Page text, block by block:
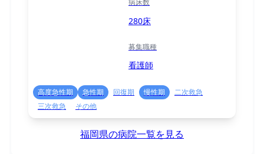
280床
募集職種
看護師
高度急性期 急性期 回復期 慢性期
二次救急
三次救急
その他
福岡県の病院一覧を見る